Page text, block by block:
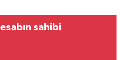
sahibi